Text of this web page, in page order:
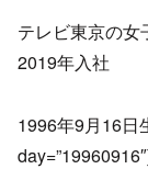
テレビ東京の女
2019年入社
1996年9月16日